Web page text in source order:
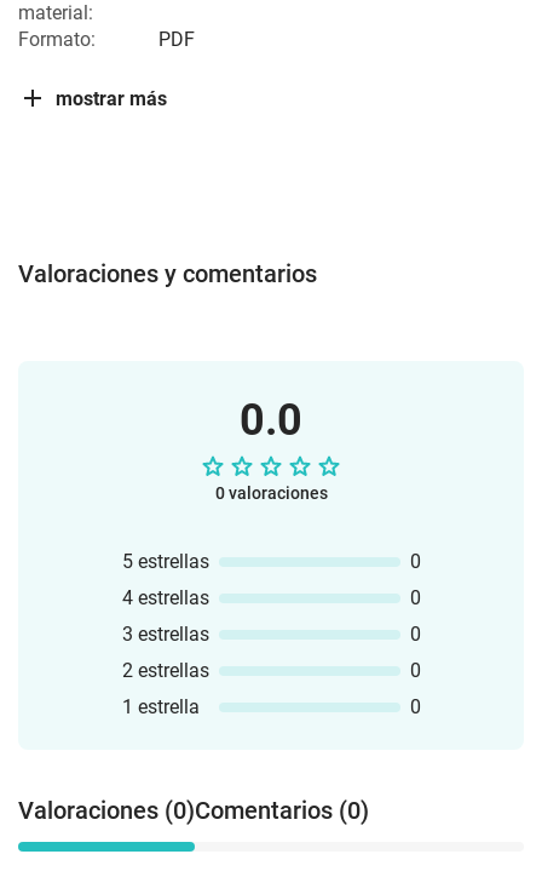
material:
Formato: PDF
mostrar más
Valoraciones y comentarios
0.0
0 valoraciones
5 estrellas
0
4 estrellas
0
3 estrellas
0
2 estrellas
0
1 estrella
0
Valoraciones (0)Comentarios (0)